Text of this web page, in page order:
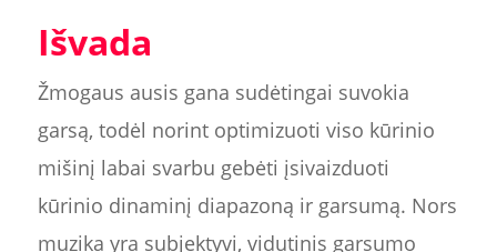
Išvada
Žmogaus ausis gana sudėtingai suvokia
garsą, todėl norint optimizuoti viso kūrinio
mišinį labai svarbu gebėti įsivaizduoti
kūrinio dinaminį diapazoną ir garsumą. Nors
muzika yra subjektyvi, vidutinis garsumo